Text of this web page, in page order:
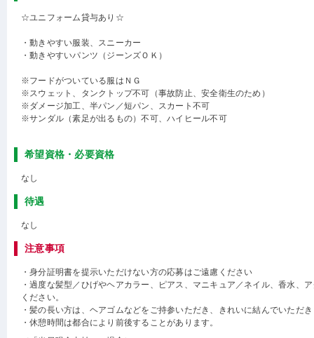
☆ユニフォーム貸与あり☆
・動きやすい服装、スニーカー
・動きやすいパンツ（ジーンズＯＫ）
※フードがついている服はＮＧ
※スウェット、タンクトップ不可（事故防止、安全衛生のため）
※ダメージ加工、半パン／短パン、スカート不可
※サンダル（素足が出るもの）不可、ハイヒール不可
希望資格・必要資格
なし
待遇
なし
注意事項
・身分証明書を提示いただけない方の応募はご遠慮ください
・過度な髪型／ひげやヘアカラー、ピアス、マニキュア／ネイル、香水、
ください。
・髪の長い方は、ヘアゴムなどをご持参いただき、きれいに結んでいただ
・休憩時間は都合により前後することがあります。